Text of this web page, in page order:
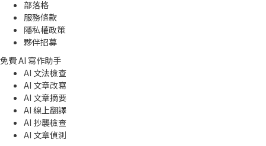
部落格
服務條款
隱私權政策
夥伴招募
免費 AI 寫作助手
AI 文法檢查
AI 文章改寫
AI 文章摘要
AI 線上翻譯
AI 抄襲檢查
AI 文章偵測